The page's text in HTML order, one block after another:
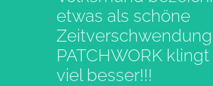
etwas als schöne
PATCHWORK
viel besser!!!